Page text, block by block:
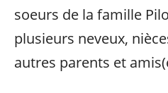
soeurs de la famille
plusieurs neveux,
autres parents et